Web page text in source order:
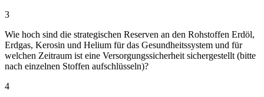
3
Wie hoch sind die strategischen Reserven an den Rohstoffen Erdöl,
Erdgas, Kerosin und Helium für das Gesundheitssystem und für
welchen Zeitraum ist eine Versorgungssicherheit sichergestellt (bitte
nach einzelnen Stoffen aufschlüsseln)?
4